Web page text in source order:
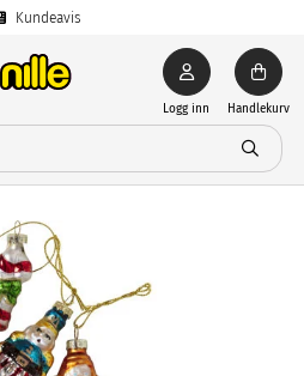
Kundeavis
Logg inn Handlekurv